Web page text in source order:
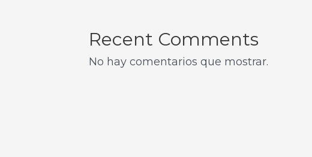
Recent Comments
No hay comentarios que mostrar.